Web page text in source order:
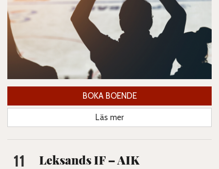
BOKA BOENDE
Läs mer
11 Leksands IF – AIK